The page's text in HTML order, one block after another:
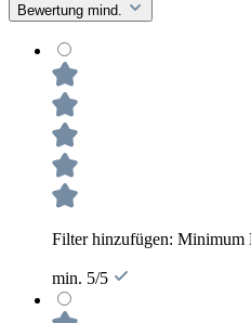
Bewertung mind.
Filter hinzufügen: Minimum
min. 5/5